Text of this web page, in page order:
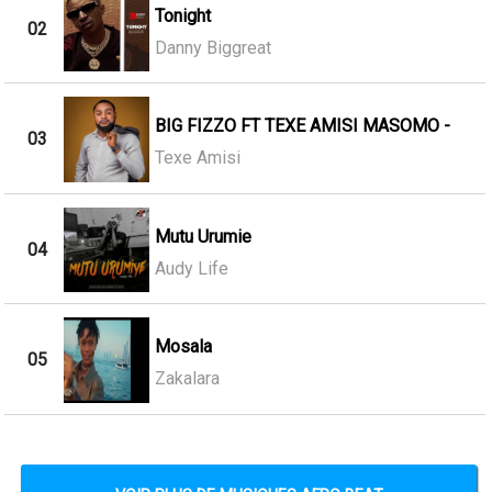
02
Tonight
Danny Biggreat
03
BIG FIZZO FT TEXE AMISI MASOMO -
Texe Amisi
04
Mutu Urumie
Audy Life
05
Mosala
Zakalara